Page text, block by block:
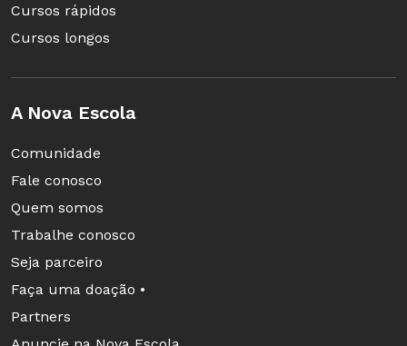
Cursos rápidos
Cursos longos
A Nova Escola
Comunidade
Fale conosco
Quem somos
Trabalhe conosco
Seja parceiro
Faça uma doação •
Partners